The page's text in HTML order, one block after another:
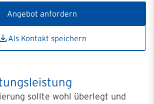
Angebot anfordern
Als Kontakt speichern
sollte wohl überlegt und